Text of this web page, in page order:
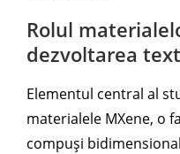
Rolul
dezvoltarea
Elementul central al
materialele MXene, o
compuși